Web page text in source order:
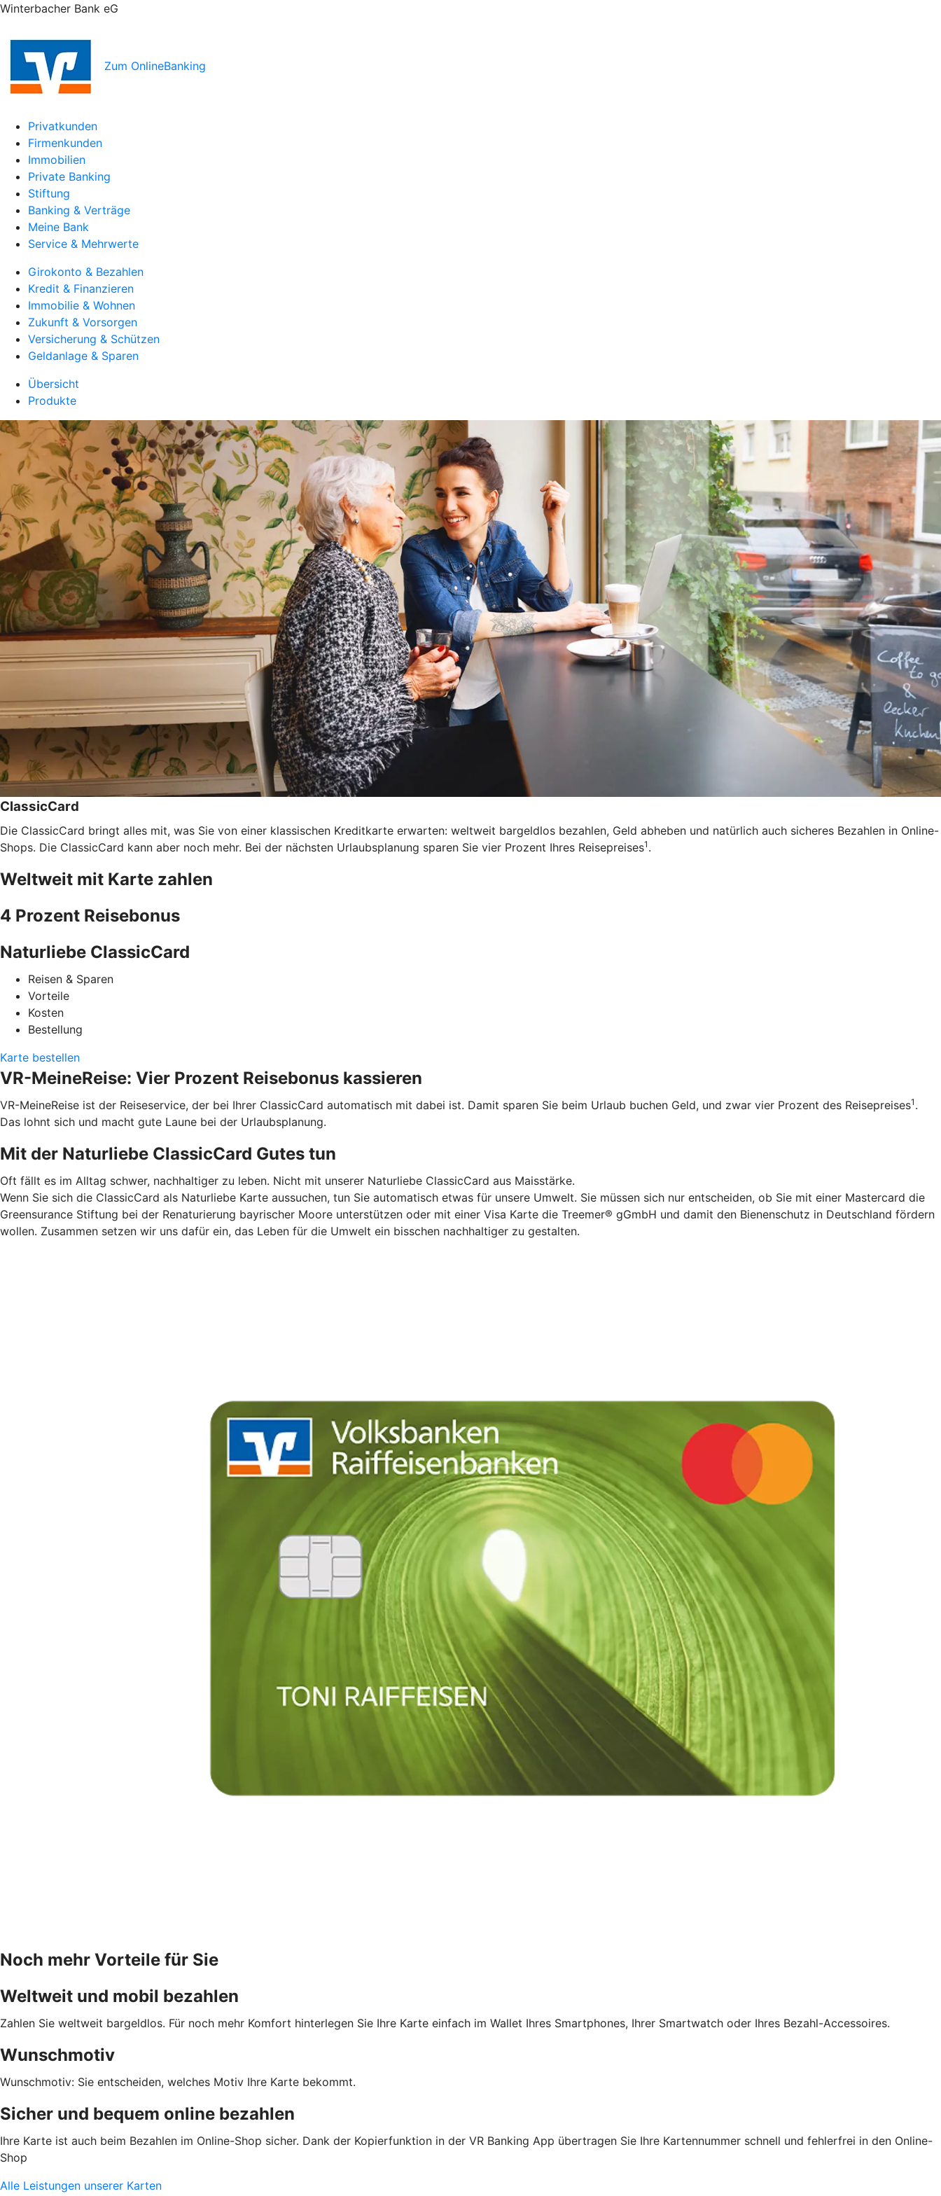
Winterbacher Bank eG
Zum OnlineBanking
Privatkunden
Firmenkunden
Immobilien
Private Banking
Stiftung
Banking & Verträge
Meine Bank
Service & Mehrwerte
Girokonto & Bezahlen
Kredit & Finanzieren
Immobilie & Wohnen
Zukunft & Vorsorgen
Versicherung & Schützen
Geldanlage & Sparen
Übersicht
Produkte
ClassicCard
Die ClassicCard bringt alles mit, was Sie von einer klassischen Kreditkarte erwarten: weltweit bargeldlos bezahlen, Geld abheben und natürlich auch sicheres Bezahlen in Online-
Shops. Die ClassicCard kann aber noch mehr. Bei der nächsten Urlaubsplanung sparen Sie vier Prozent Ihres Reisepreises1 .
Weltweit mit Karte zahlen
4 Prozent Reisebonus
Naturliebe ClassicCard
Reisen & Sparen
Vorteile
Kosten
Bestellung
Karte bestellen
VR-MeineReise: Vier Prozent Reisebonus kassieren
VR-MeineReise ist der Reiseservice, der bei Ihrer ClassicCard automatisch mit dabei ist. Damit sparen Sie beim Urlaub buchen Geld, und zwar vier Prozent des Reisepreises1 .
Das lohnt sich und macht gute Laune bei der Urlaubsplanung.
Mit der Naturliebe ClassicCard Gutes tun
Oft fällt es im Alltag schwer, nachhaltiger zu leben. Nicht mit unserer Naturliebe ClassicCard aus Maisstärke.
Wenn Sie sich die ClassicCard als Naturliebe Karte aussuchen, tun Sie automatisch etwas für unsere Umwelt. Sie müssen sich nur entscheiden, ob Sie mit einer Mastercard die
Greensurance Stiftung bei der Renaturierung bayrischer Moore unterstützen oder mit einer Visa Karte die Treemer® gGmbH und damit den Bienenschutz in Deutschland fördern
wollen. Zusammen setzen wir uns dafür ein, das Leben für die Umwelt ein bisschen nachhaltiger zu gestalten.
Noch mehr Vorteile für Sie
Weltweit und mobil bezahlen
Zahlen Sie weltweit bargeldlos. Für noch mehr Komfort hinterlegen Sie Ihre Karte einfach im Wallet Ihres Smartphones, Ihrer Smartwatch oder Ihres Bezahl-Accessoires.
Wunschmotiv
Wunschmotiv: Sie entscheiden, welches Motiv Ihre Karte bekommt.
Sicher und bequem online bezahlen
Ihre Karte ist auch beim Bezahlen im Online-Shop sicher. Dank der Kopierfunktion in der VR Banking App übertragen Sie Ihre Kartennummer schnell und fehlerfrei in den Online-
Shop
Alle Leistungen unserer Karten